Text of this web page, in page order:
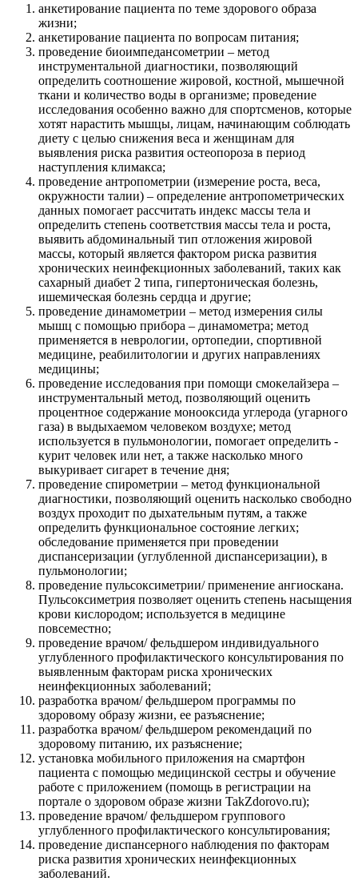
анкетирование пациента по теме здорового образа
жизни;
анкетирование пациента по вопросам питания;
проведение биоимпедансометрии – метод
инструментальной диагностики, позволяющий
определить соотношение жировой, костной, мышечной
ткани и количество воды в организме; проведение
исследования особенно важно для спортсменов, которые
хотят нарастить мышцы, лицам, начинающим соблюдать
диету с целью снижения веса и женщинам для
выявления риска развития остеопороза в период
наступления климакса;
проведение антропометрии (измерение роста, веса,
окружности талии) – определение антропометрических
данных помогает рассчитать индекс массы тела и
определить степень соответствия массы тела и роста,
выявить абдоминальный тип отложения жировой
массы, который является фактором риска развития
хронических неинфекционных заболеваний, таких как
сахарный диабет 2 типа, гипертоническая болезнь,
ишемическая болезнь сердца и другие;
проведение динамометрии – метод измерения силы
мышц с помощью прибора – динамометра; метод
применяется в неврологии, ортопедии, спортивной
медицине, реабилитологии и других направлениях
медицины;
проведение исследования при помощи смокелайзера –
инструментальный метод, позволяющий оценить
процентное содержание монооксида углерода (угарного
газа) в выдыхаемом человеком воздухе; метод
используется в пульмонологии, помогает определить -
курит человек или нет, а также насколько много
выкуривает сигарет в течение дня;
проведение спирометрии – метод функциональной
диагностики, позволяющий оценить насколько свободно
воздух проходит по дыхательным путям, а также
определить функциональное состояние легких;
обследование применяется при проведении
диспансеризации (углубленной диспансеризации), в
пульмонологии;
проведение пульсоксиметрии/ применение ангиоскана.
Пульсоксиметрия позволяет оценить степень насыщения
крови кислородом; используется в медицине
повсеместно;
проведение врачом/ фельдшером индивидуального
углубленного профилактического консультирования по
выявленным факторам риска хронических
неинфекционных заболеваний;
разработка врачом/ фельдшером программы по
здоровому образу жизни, ее разъяснение;
разработка врачом/ фельдшером рекомендаций по
здоровому питанию, их разъяснение;
установка мобильного приложения на смартфон
пациента с помощью медицинской сестры и обучение
работе с приложением (помощь в регистрации на
портале о здоровом образе жизни TakZdorovo.ru);
проведение врачом/ фельдшером группового
углубленного профилактического консультирования;
проведение диспансерного наблюдения по факторам
риска развития хронических неинфекционных
заболеваний.